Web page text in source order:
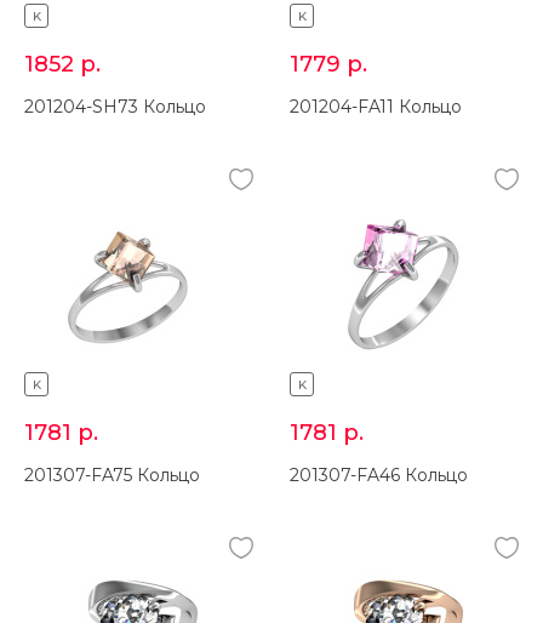
K
1852 р.
201204-SH73 Кольцо
K
1779 р.
201204-FA11 Кольцо
K
1781 р.
201307-FA75 Кольцо
K
1781 р.
201307-FA46 Кольцо